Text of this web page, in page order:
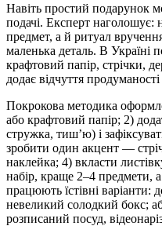
Навіть простий подарунок
подачі. Експерт
предмет, а й ритуал
маленька деталь. В Україні
крафтовий папір, стрічки,
додає відчуття
Покрокова методика
або крафтовий папір; 2)
стружка, тиш’ю) і
зробити один акцент —
наклейка; 4) вкласти
набір, краще 2–4 предмети,
працюють їстівні
невеликий солодкий бокс;
розписаний посуд,